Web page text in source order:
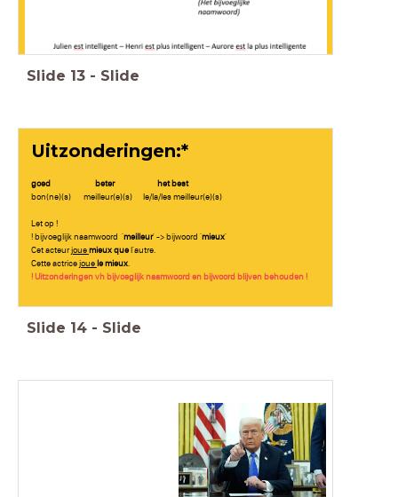
Slide 13 - Slide
Uitzonderingen:*
goed beter het best
bon(ne)(s) meilleur(e)(s) le/la/les meilleur(e)(s)
Let op !
! bijvoeglijk naamwoord 'meilleur' -> bijwoord 'mieux'
Cet acteurjouemieux quel'autre.
Cette actricejouele mieux.
! Uitzonderingen vh bijvoeglijk naamwoord en bijwoord blijven behouden !
Slide 14 - Slide